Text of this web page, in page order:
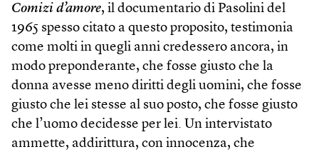
Comizi d’amore, il documentario di Pasolini del
1965 spesso citato a questo proposito, testimonia
come molti in quegli anni credessero ancora, in
modo preponderante, che fosse giusto che la
donna avesse meno diritti degli uomini, che fosse
giusto che lei stesse al suo posto, che fosse giusto
che l’uomo decidesse per lei. Un intervistato
ammette, addirittura, con innocenza, che